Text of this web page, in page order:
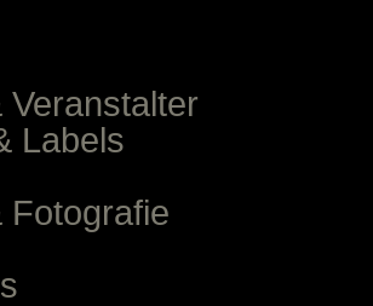
Veranstalter
Labels
Fotografie